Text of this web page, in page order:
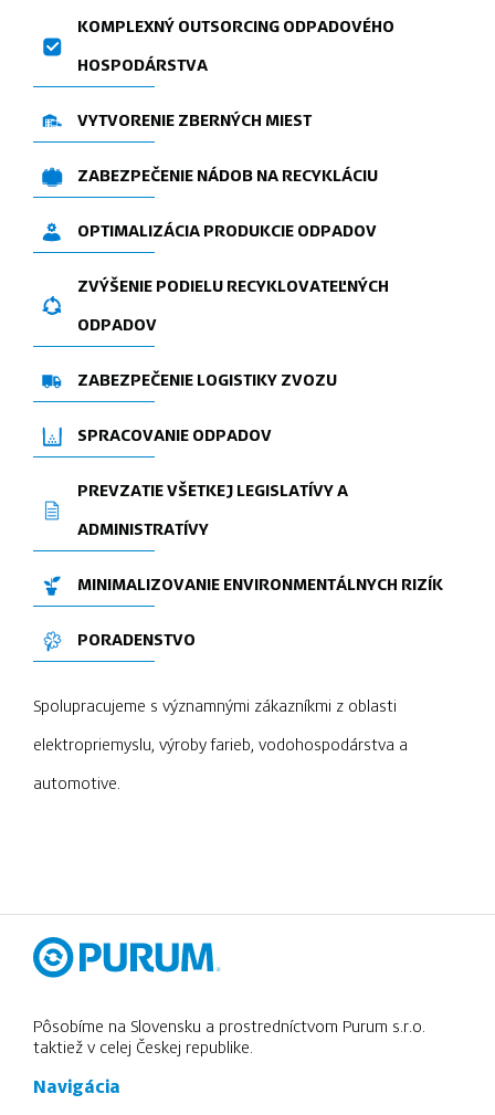
KOMPLEXNÝ OUTSORCING ODPADOVÉHO
HOSPODÁRSTVA
VYTVORENIE ZBERNÝCH MIEST
ZABEZPEČENIE NÁDOB NA RECYKLÁCIU
OPTIMALIZÁCIA PRODUKCIE ODPADOV
ZVÝŠENIE PODIELU RECYKLOVATEĽNÝCH
ODPADOV
ZABEZPEČENIE LOGISTIKY ZVOZU
SPRACOVANIE ODPADOV
PREVZATIE VŠETKEJ LEGISLATÍVY A
ADMINISTRATÍVY
MINIMALIZOVANIE ENVIRONMENTÁLNYCH RIZÍK
PORADENSTVO
Spolupracujeme s významnými zákazníkmi z oblasti
elektropriemyslu, výroby farieb, vodohospodárstva a
automotive.
Pôsobíme na Slovensku a prostredníctvom Purum s.r.o.
taktiež v celej Českej republike.
Navigácia